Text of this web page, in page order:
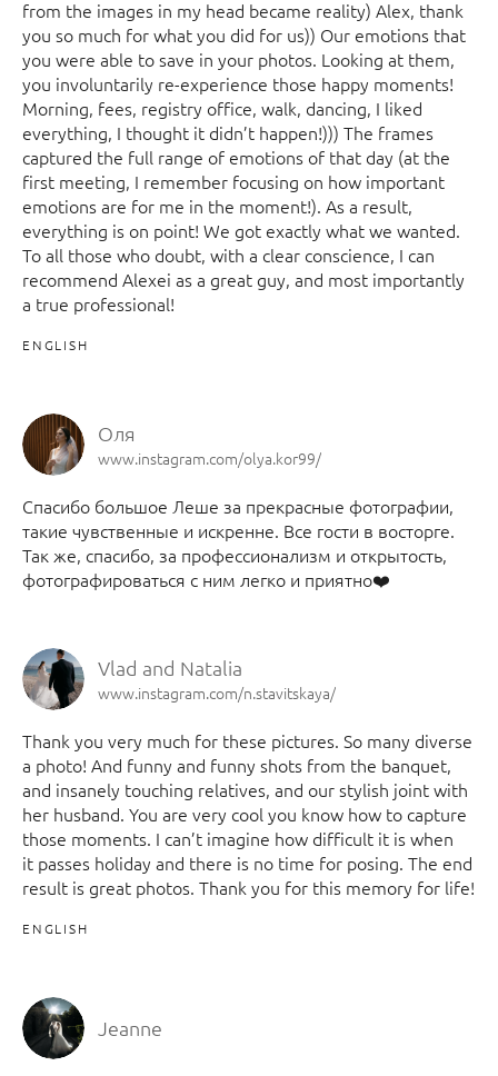
from the images in my head became reality) Alex, thank
you so much for what you did for us)) Our emotions that
you were able to save in your photos. Looking at them,
you involuntarily re-experience those happy moments!
Morning, fees, registry office, walk, dancing, I liked
everything, I thought it didn’t happen!))) The frames
captured the full range of emotions of that day (at the
first meeting, I remember focusing on how important
emotions are for me in the moment!). As a result,
everything is on point! We got exactly what we wanted.
To all those who doubt, with a clear conscience, I can
recommend Alexei as a great guy, and most importantly
a true professional!
ENGLISH
Оля
www.instagram.com/olya.kor99/
Спасибо большое Леше за прекрасные фотографии,
такие чувственные и искренне. Все гости в восторге.
Так же, спасибо, за профессионализм и открытость,
фотографироваться с ним легко и приятно❤️
Vlad and Natalia
www.instagram.com/n.stavitskaya/
Thank you very much for these pictures. So many diverse
a photo! And funny and funny shots from the banquet,
and insanely touching relatives, and our stylish joint with
her husband. You are very cool you know how to capture
those moments. I can’t imagine how difficult it is when
it passes holiday and there is no time for posing. The end
result is great photos. Thank you for this memory for life!
ENGLISH
Jeanne